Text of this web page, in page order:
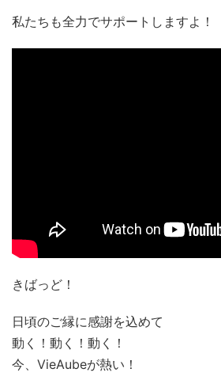
私たちも全力でサポートしますよ！
きばっど！
日頃のご縁に感謝を込めて
動く！動く！動く！
今、VieAubeが熱い！